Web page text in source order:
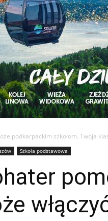
podkarpackim szkołom. Twoja
Szkoła podstawowa